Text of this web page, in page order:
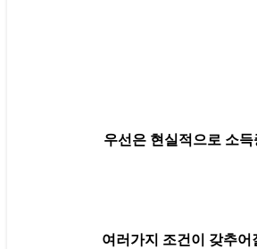
우선은 현실적으로 소
여러가지 조건이 갖추어